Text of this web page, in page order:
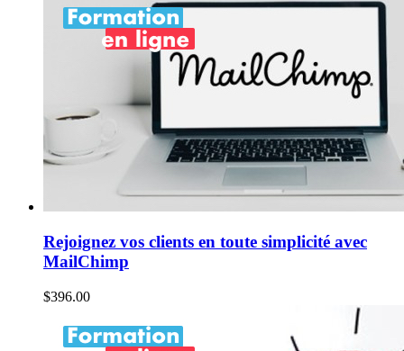
Rejoignez vos clients en toute simplicité avec
MailChimp
$396.00